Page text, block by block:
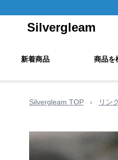
Silvergleam
新着商品 商品を
Silvergleam TOP › リン